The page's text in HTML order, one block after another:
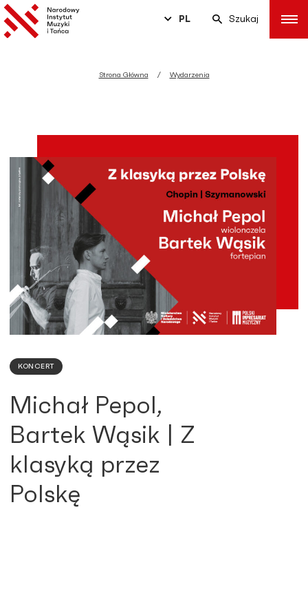
PL Szukaj
Strona Główna Wydarzenia
KONCERT
Michał Pepol,
Bartek Wąsik | Z
klasyką przez
Polskę